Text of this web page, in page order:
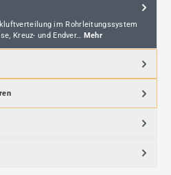
im Rohrleitungssystem
Kreuz- und Endver… Mehr